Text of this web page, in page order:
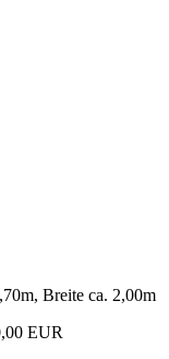
Breite ca. 2,00m
EUR